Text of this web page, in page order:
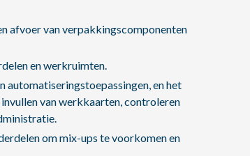
afvoer van verpakkingscomponenten
en werkruimten.
en het
van werkkaarten, controleren
om mix-ups te voorkomen en